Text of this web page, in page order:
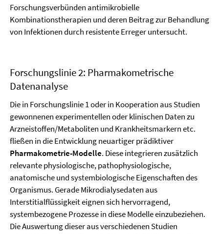
Forschungsverbünden antimikrobielle
Kombinationstherapien und deren Beitrag zur Behandlung
von Infektionen durch resistente Erreger untersucht.
Forschungslinie 2: Pharmakometrische
Datenanalyse
Die in Forschungslinie 1 oder in Kooperation aus Studien
gewonnenen experimentellen oder klinischen Daten zu
Arznei­stoffen/Metaboliten und Krankheitsmarkern etc.
fließen in die Entwicklung neuartiger prädiktiver
Pharmakometrie-Modelle. Diese integrieren zusätzlich
relevante physiologische, pathophysiologische,
anatomische und systembiologische Eigenschaften des
Organismus. Gerade Mikrodialyse­daten aus
Interstitialflüssigkeit eignen sich hervorragend,
systembezogene Prozesse in diese Modelle einzubeziehen.
Die Auswertung dieser aus verschiedenen Studien